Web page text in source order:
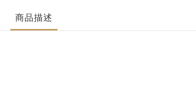
商品描述